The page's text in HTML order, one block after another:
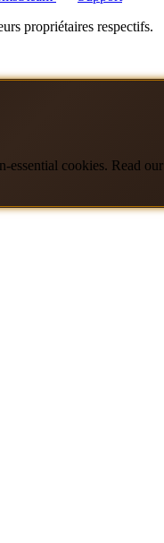
propriétaires respectifs.
essential cookies. Read our